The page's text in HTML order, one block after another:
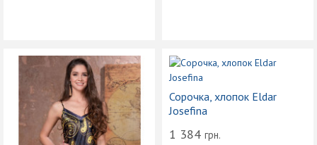
Сорочка, хлопок Eldar
Josefina
1 384 грн.